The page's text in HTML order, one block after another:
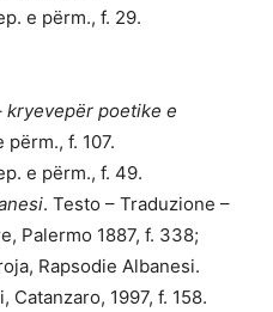
e përm., f. 29.
kryevepër poetike e
përm., f. 107.
e përm., f. 49.
. Testo – Traduzione –
Palermo 1887, f. 338;
Rapsodie Albanesi.
1997, f. 158.